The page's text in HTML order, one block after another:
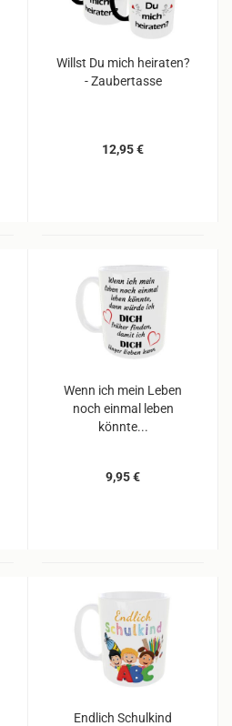
Willst Du mich heiraten?
- Zaubertasse
12,95 €
Wenn ich mein Leben
noch einmal leben
könnte...
9,95 €
Endlich Schulkind